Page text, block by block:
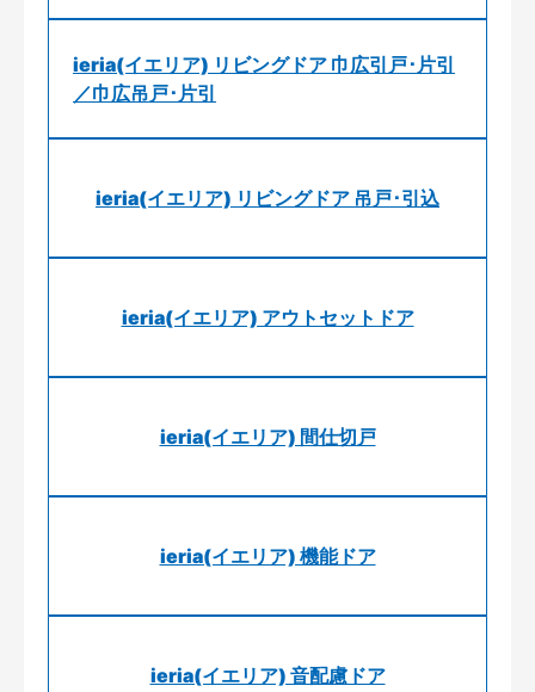
ieria(イエリア) リビングドア 巾広引戸･片引
／巾広吊戸･片引
ieria(イエリア) リビングドア 吊戸･引込
ieria(イエリア) アウトセットドア
ieria(イエリア) 間仕切戸
ieria(イエリア) 機能ドア
ieria(イエリア) 音配慮ドア